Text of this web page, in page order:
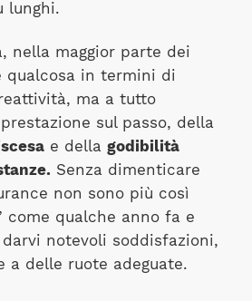
lunghi.
nella maggior parte dei
qualcosa in termini di
ma a tutto
sul passo, della
e della godibilità
Senza dimenticare
non sono più così
come qualche anno fa e
notevoli soddisfazioni,
a delle ruote adeguate.